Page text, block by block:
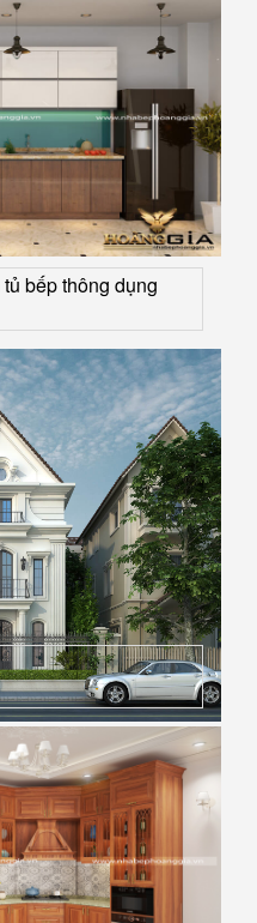
bếp thông dụng
khi thiết kế biệt thự và